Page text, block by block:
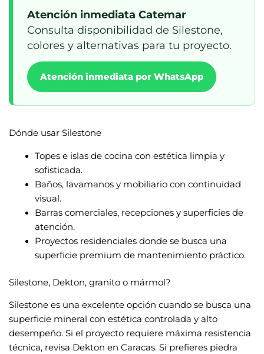
Atención inmediata Catemar
Consulta disponibilidad de Silestone,
colores y alternativas para tu proyecto.
Atención inmediata por WhatsApp
Dónde usar Silestone
Topes e islas de cocina con estética limpia y
sofisticada.
Baños, lavamanos y mobiliario con continuidad
visual.
Barras comerciales, recepciones y superficies de
atención.
Proyectos residenciales donde se busca una
superficie premium de mantenimiento práctico.
Silestone, Dekton, granito o mármol?
Silestone es una excelente opción cuando se busca una
superficie mineral con estética controlada y alto
desempeño. Si el proyecto requiere máxima resistencia
técnica, revisa Dekton en Caracas. Si prefieres piedra